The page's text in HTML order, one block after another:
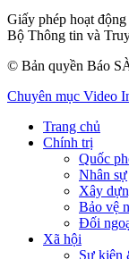
Giấy phép hoạt
Bộ Thông tin và
© Bản quyền Báo
Chuyên mục Video
Trang chủ
Chính trị
Quốc
Nhân sự
Xây
Bảo vệ
Đối
Xã hội
Sự kiện